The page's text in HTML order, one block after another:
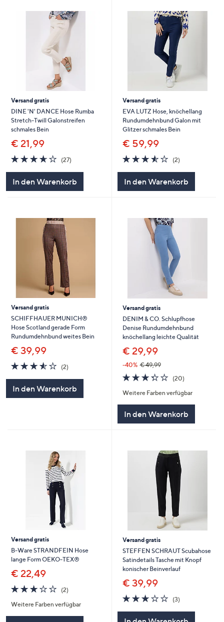
Versand gratis
DINE 'N' DANCE Hose Rumba
Stretch-Twill Galonstreifen
schmales Bein
€ 21,99
3.6
von
5
(27)
In den Warenkorb
Versand gratis
EVA LUTZ Hose, knöchellang
Rundumdehnbund Galon mit
Glitzer schmales Bein
€ 59,99
3.5
von
(2)2
In den Warenkorb
Versand gratis
SCHIFFHAUER MUNICH®
Hose Scotland gerade Form
Rundumdehnbund weites Bein
€ 39,99
3.5
von
5
(2)
In den Warenkorb
Versand gratis
DENIM & CO. Schlupfhose
Denise Rundumdehnbund
knöchellang leichte Qualität
€ 29,99
-40% € 49,99
3.3
von
5
(20)
Weitere Farben verfügbar
In den Warenkorb
Versand gratis
B-Ware STRANDFEIN Hose
lange Form OEKO-TEX®
€ 22,49
3.0
von
5
(2)
Weitere Farben verfügbar
Versand gratis
STEFFEN SCHRAUT Scubahose
Satindetails Tasche mit Knopf
konischer Beinverlauf
€ 39,99
3.0
von
5
(3)